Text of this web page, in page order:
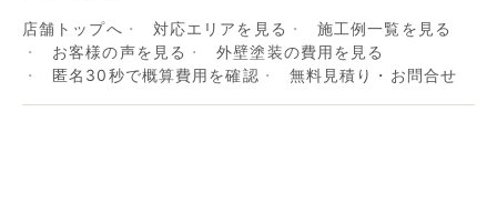
店舗トップへ 対応エリアを見る
施工例一覧を見る
お客様の声を見る
外壁塗装の費用を見る
匿名30秒で概算費用を確認
無料見積り・お問合せ